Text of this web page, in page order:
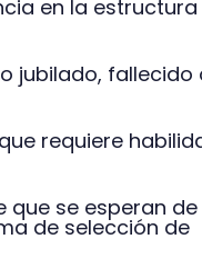
en la estructura
jubilado, fallecido
requiere
que se esperan de
de selección de